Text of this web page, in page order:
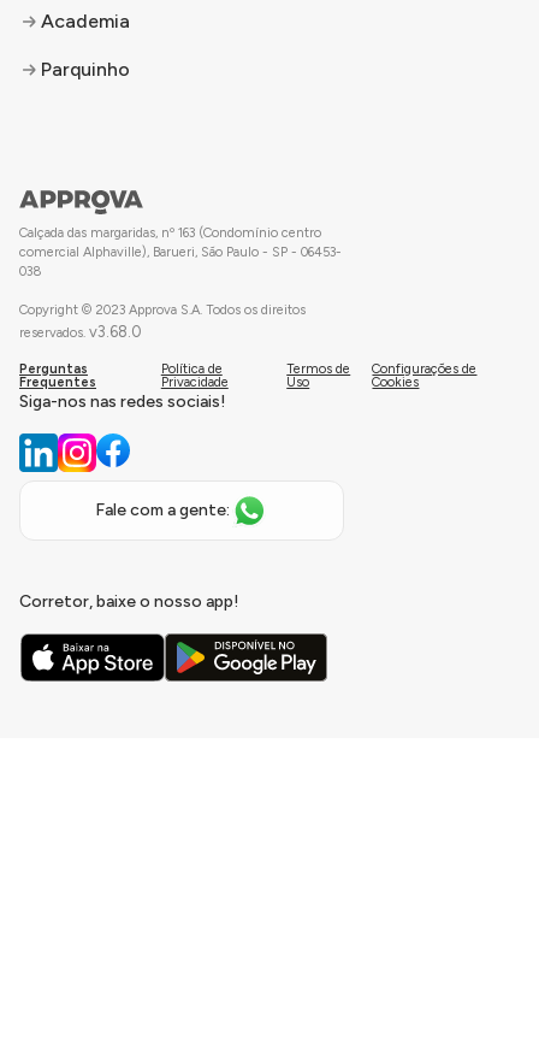
Academia
Parquinho
Calçada das margaridas, nº 163 (Condomínio centro
comercial Alphaville), Barueri, São Paulo - SP - 06453-
038
Copyright © 2023 Approva S.A. Todos os direitos
reservados. v3.68.0
Perguntas
Frequentes
Política de
Privacidade
Termos de
Uso
Configurações de
Cookies
Siga-nos nas redes sociais!
Fale com a gente:
Corretor, baixe o nosso app!